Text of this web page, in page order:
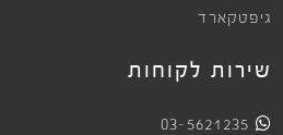
גיפטקארד
שירות לקוחות
03-5621235